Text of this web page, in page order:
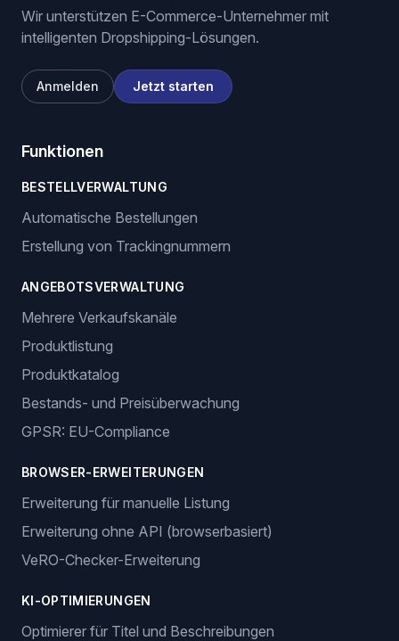
Wir unterstützen E-Commerce-Unternehmer mit
intelligenten Dropshipping-Lösungen.
Anmelden Jetzt starten
Funktionen
BESTELLVERWALTUNG
Automatische Bestellungen
Erstellung von Trackingnummern
ANGEBOTSVERWALTUNG
Mehrere Verkaufskanäle
Produktlistung
Produktkatalog
Bestands- und Preisüberwachung
GPSR: EU-Compliance
BROWSER-ERWEITERUNGEN
Erweiterung für manuelle Listung
Erweiterung ohne API (browserbasiert)
VeRO-Checker-Erweiterung
KI-OPTIMIERUNGEN
Optimierer für Titel und Beschreibungen